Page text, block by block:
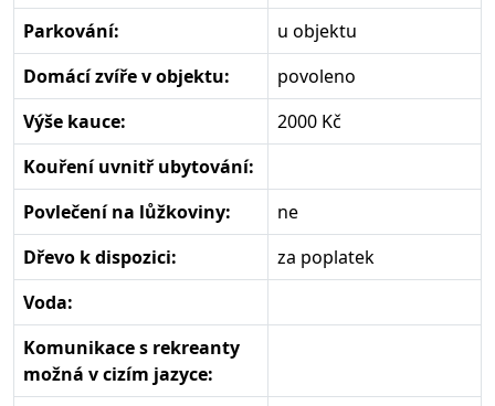
Parkování:
u objektu
Domácí zvíře v objektu:
povoleno
Výše kauce:
2000 Kč
Kouření uvnitř ubytování:
Povlečení na lůžkoviny:
ne
Dřevo k dispozici:
za poplatek
Voda:
Komunikace s rekreanty
možná v cizím jazyce: